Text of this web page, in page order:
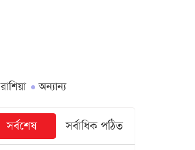
রাশিয়া অন্যান্য
সর্বশেষ সর্বাধিক পঠিত